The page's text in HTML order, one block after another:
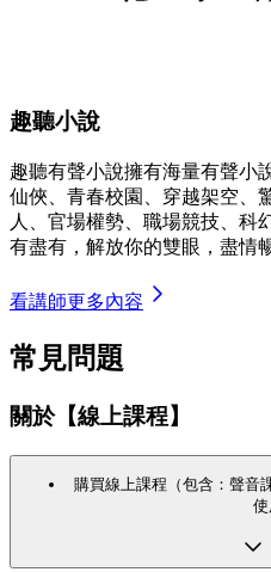
趣聽小說
趣聽有聲小說擁有海量有聲小
仙俠、青春校園、穿越架空、
人、官場權勢、職場競技、科
有盡有，解放你的雙眼，盡情
看講師更多內容
常見問題
關於【線上課程】
購買線上課程（包含：聲音
使